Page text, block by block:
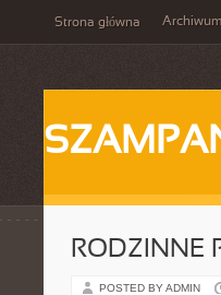
Strona główna Archiwum
RODZINNE
POSTED BY ADMIN